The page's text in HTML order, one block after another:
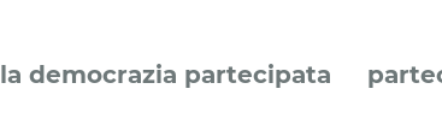
la democrazia partecipata